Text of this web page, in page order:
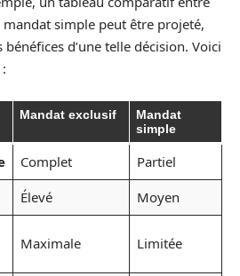
simple peut être projeté,
d’une telle décision. Voici
Mandat exclusif
Mandat
simple
Complet
Partiel
Élevé
Moyen
Maximale Limitée